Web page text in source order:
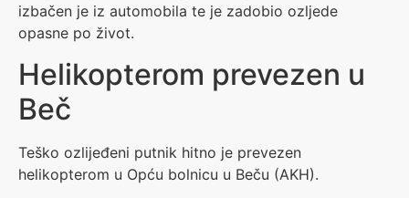
izbačen je iz automobila te je zadobio ozljede
opasne po život.
Helikopterom prevezen u
Beč
Teško ozlijeđeni putnik hitno je prevezen
helikopterom u Opću bolnicu u Beču (AKH).